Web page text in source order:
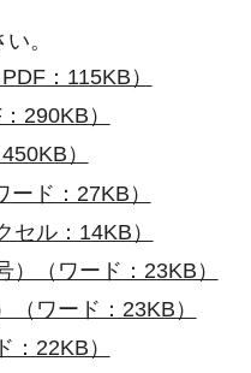
。
：115KB）
290KB）
）
ド：27KB）
ル：14KB）
（ワード：23KB）
ワード：23KB）
22KB）